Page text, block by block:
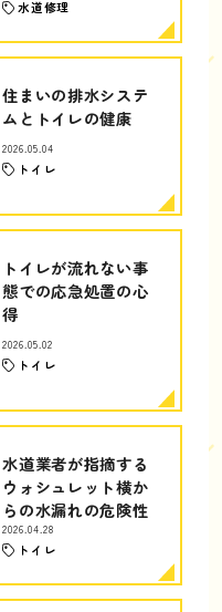
水道修理
住まいの排水システ
ムとトイレの健康
2026.05.04
トイレ
トイレが流れない事
態での応急処置の心
得
2026.05.02
トイレ
水道業者が指摘する
ウォシュレット横か
らの水漏れの危険性
2026.04.28
トイレ